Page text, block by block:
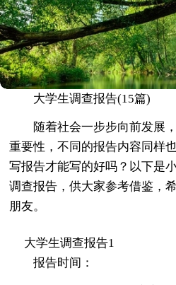
大学生调查报告(15篇)
随着社会一步步向前发展
重要性，不同的报告内容同样
写报告才能写的好吗？以下是
调查报告，供大家参考借鉴，
朋友。
大学生调查报告1
报告时间：